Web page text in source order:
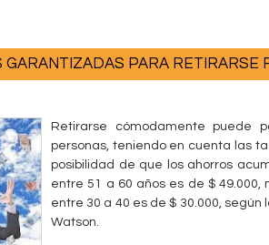
GARANTIZADAS PARA RETIRARSE
Retirarse cómodamente puede
personas, teniendo en cuenta las
posibilidad de que los ahorros
entre 51 a 60 años es de $
entre 30 a 40 es de $ 30.000,
Watson.